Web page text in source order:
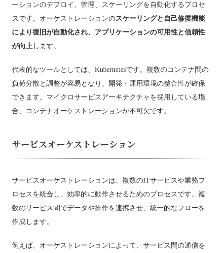
ーションのデプロイ、管理、スケーリングを自動化するプロセ
スです。オーケストレーションのスケーリングと自己修復機能
により復旧が自動化され、アプリケーションの可用性と信頼性
が向上 します。
代表的なツールとしては、Kubernetesです。複数のコンテナ間の
負荷分散と調整が容易となり、開発・運用環境の整合性が確保
できます。マイクロサービスアーキテクチャを採用している場
合、コンテナオーケストレーションが不可欠です。
サービスオーケストレーション
サービスオーケストレーションは、複数のITサービスや業務プ
ロセスを統合し、効率的に動作させるためのプロセスです。複
数のサービス間でデータや操作を連携させ、統一的なフローを
作成します。
例えば、オーケストレーションによって、サービス間の通信を